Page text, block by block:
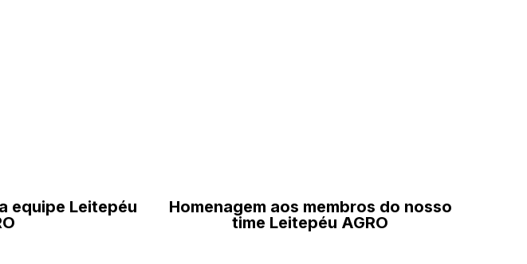
equipe Leitepéu
Homenagem aos membros do nosso
time Leitepéu AGRO